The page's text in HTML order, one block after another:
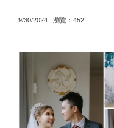
9/30/2024 瀏覽：452